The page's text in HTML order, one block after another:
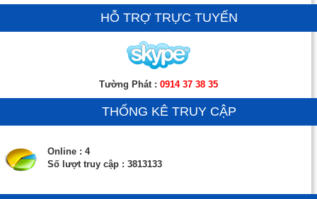
HỖ TRỢ TRỰC TUYẾN
Tường Phát : 0914 37 38 35
THỐNG KÊ TRUY CẬP
Online : 4
Số lượt truy cập : 3813133